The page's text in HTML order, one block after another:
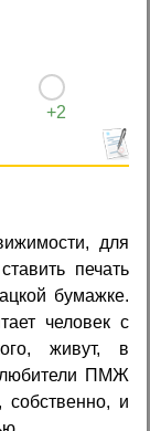
+2
для
печать
бумажке.
человек с
живут, в
любители ПМЖ
и